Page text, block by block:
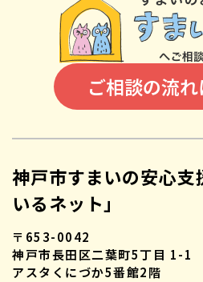
ご相談の流
神戸市すまいの安心支
いるネット」
〒653-0042
神戸市長田区二葉町5丁目 1-1
アスタくにづか5番館2階